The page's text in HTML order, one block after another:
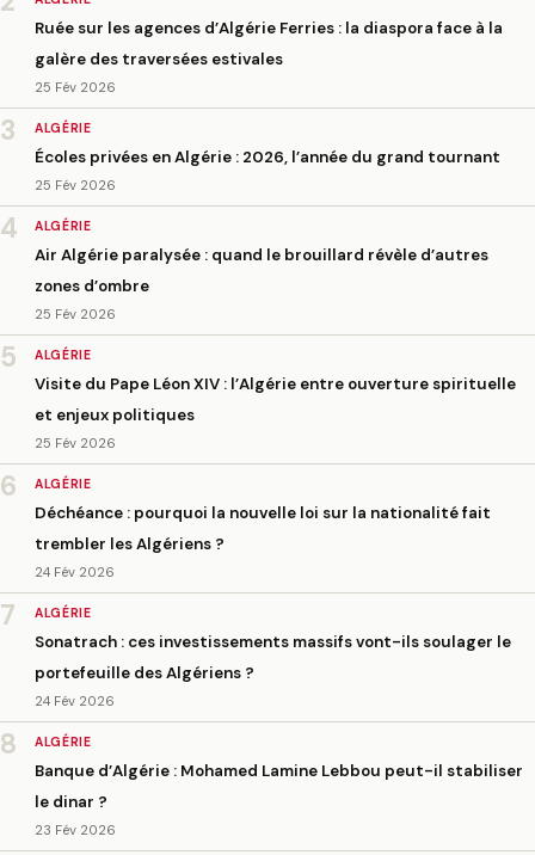
Ruée sur les agences d’Algérie Ferries : la diaspora face à la
galère des traversées estivales
25 Fév 2026
3 ALGÉRIE
Écoles privées en Algérie : 2026, l’année du grand tournant
25 Fév 2026
4 ALGÉRIE
Air Algérie paralysée : quand le brouillard révèle d’autres
zones d’ombre
25 Fév 2026
5 ALGÉRIE
Visite du Pape Léon XIV : l’Algérie entre ouverture spirituelle
et enjeux politiques
25 Fév 2026
6 ALGÉRIE
Déchéance : pourquoi la nouvelle loi sur la nationalité fait
trembler les Algériens ?
24 Fév 2026
7 ALGÉRIE
Sonatrach : ces investissements massifs vont-ils soulager le
portefeuille des Algériens ?
24 Fév 2026
8 ALGÉRIE
Banque d’Algérie : Mohamed Lamine Lebbou peut-il stabiliser
le dinar ?
23 Fév 2026